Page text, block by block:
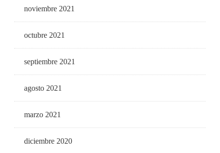
noviembre 2021
octubre 2021
septiembre 2021
agosto 2021
marzo 2021
diciembre 2020